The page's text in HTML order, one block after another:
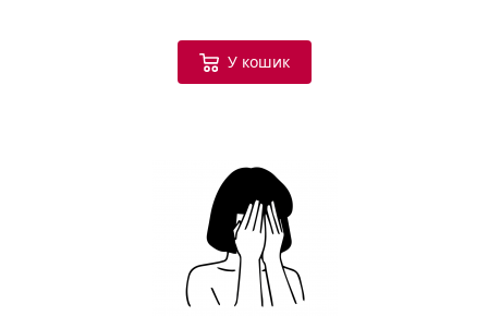
У кошик